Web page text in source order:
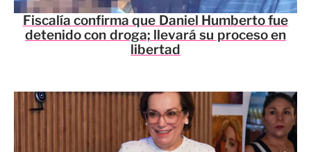
Fiscalía confirma que Daniel Humberto fue
detenido con droga; llevará su proceso en
libertad